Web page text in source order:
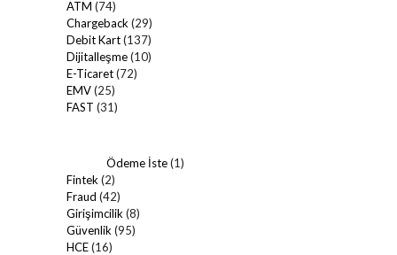
ATM (74)
Chargeback (29)
Debit Kart(137)
Dijitalleşme(10)
E-Ticaret(72)
EMV(25)
FAST (31)
Ödeme İste(1)
Fintek (2)
Fraud (42)
Girişimcilik (8)
Güvenlik (95)
HCE(16)